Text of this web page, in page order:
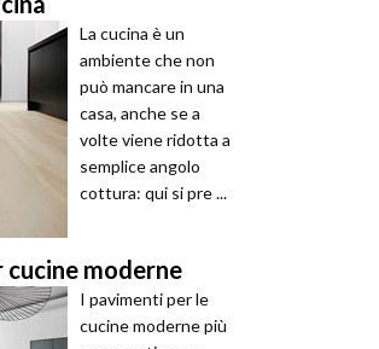
La cucina è un
ambiente che non
può mancare in una
casa, anche se a
volte viene ridotta a
semplice angolo
cottura: qui si pre ...
cucine moderne
I pavimenti per le
cucine moderne più